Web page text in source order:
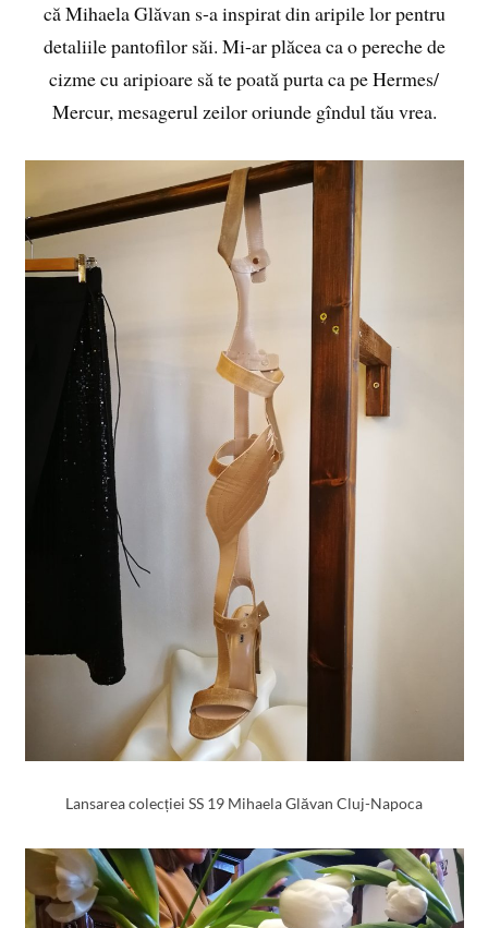
că Mihaela Glăvan s-a inspirat din aripile lor pentru
detaliile pantofilor săi. Mi-ar plăcea ca o pereche de
cizme cu aripioare să te poată purta ca pe Hermes/
Mercur, mesagerul zeilor oriunde gîndul tău vrea.
Lansarea colecției SS 19 Mihaela Glăvan Cluj-Napoca